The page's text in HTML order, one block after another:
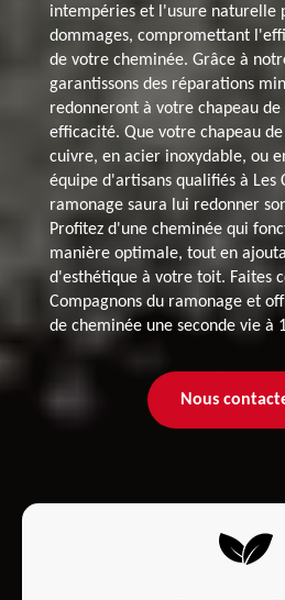
intempéries et l'usure naturelle
dommages, compromettant
de votre cheminée. Grâce à
garantissons des réparations
redonneront à votre chapeau
efficacité. Que votre chapeau
cuivre, en acier inoxydable, ou
équipe d'artisans qualifiés à Les
ramonage saura lui redonner
Profitez d'une cheminée qui
manière optimale, tout en
d'esthétique à votre toit. Faites
Compagnons du ramonage et
de cheminée une seconde vie à
Nous